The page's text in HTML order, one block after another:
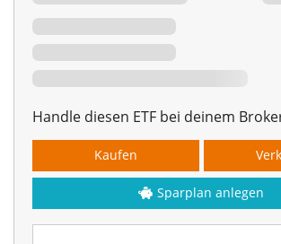
Handle diesen ETF bei deinem
Kaufen
Sparplan anlegen